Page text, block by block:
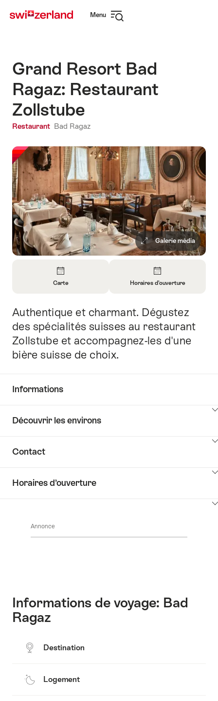
sur
rapide
Menu
Grand Resort Bad
Ragaz: Restaurant
Zollstube
Restaurant Bad Ragaz
Galerie média
informations
sur
Carte
informations
sur
d’ouverture
Horaires d’ouverture
Introduction
Authentique et charmant. Dégustez
des spécialités suisses au restaurant
Zollstube et accompagnez-les d'une
bière suisse de choix.
Informations
les
Common.Of
Informations
Découvrir les environs
les
Découvrir
les
Contact
les
Horaires d’ouverture
contenus
Common.Of
Annonce
Informations de voyage: Bad
Ragaz
Destination
Logement